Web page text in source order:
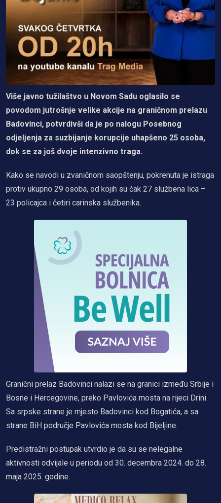
Više javno tužilaštvo u Novom Sadu oglasilo se
povodom jutrošnje velike akcije na graničnom prelazu
Badovinci, potvrdivši da je po nalogu Posebnog
odjeljenja za suzbijanje korupcije uhapšeno 25 osoba,
dok se za još dvoje intenzivno traga.
Kako se navodi u zvaničnom saopštenju, pokrenuta je istraga
protiv ukupno 29 osoba, od kojih su čak 27 službena lica –
23 policajca i četiri carinska službenika.
Granični prelaz Badovinci nalazi se na granici između Srbije i
Bosne i Hercegovine, preko Pavlovića mosta na rijeci Drini.
Sa srpske strane je mjesto Badovinci kod Bogatića, a sa
strane BiH područje Pavlovića mosta kod Bijeljine.
Predistražni postupak utvrdio je da su se nelegalne
aktivnosti odvijale u periodu od 30. decembra 2024. do 28.
maja 2025. godine.